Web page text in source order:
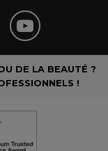
DE LA BEAUTÉ ?
!